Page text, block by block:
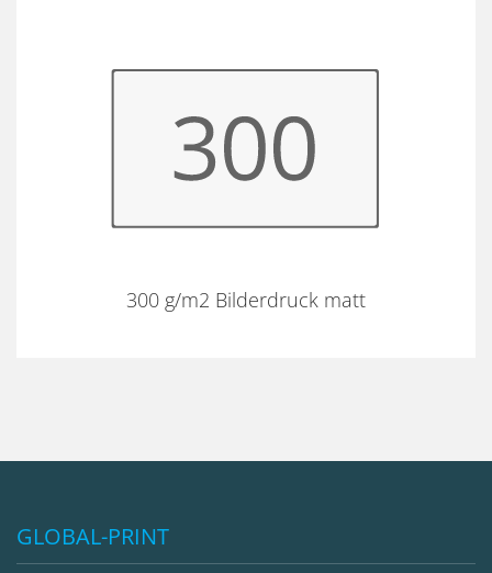
300 g/m2 Bilderdruck matt
GLOBAL-PRINT